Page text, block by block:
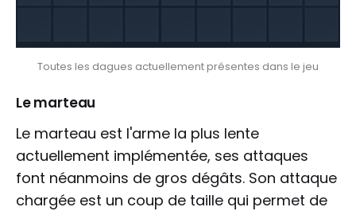
Toutes les dagues actuellement présentes dans le jeu
Le marteau
Le marteau est l'arme la plus lente
actuellement implémentée, ses attaques
font néanmoins de gros dégâts. Son attaque
chargée est un coup de taille qui permet de